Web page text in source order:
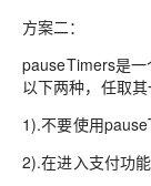
方案二：
pauseTimers是
以下两种，任取其
1).不要使用
2).在进入支付功